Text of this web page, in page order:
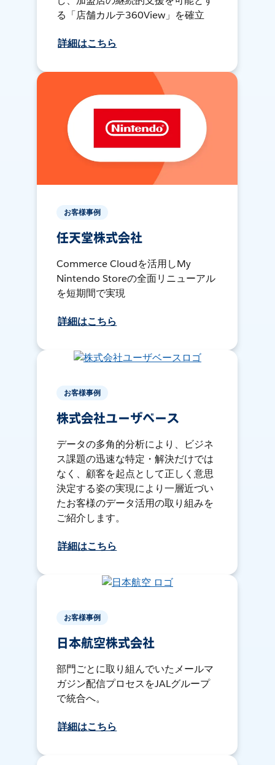
る「店舗カルテ360View」を確立
詳細はこちら
お客様事例
任天堂株式会社
Commerce Cloudを活用しMy
Nintendo Storeの全面リニューアル
を短期間で実現
詳細はこちら
お客様事例
株式会社ユーザベース
データの多角的分析により、ビジネ
ス課題の迅速な特定・解決だけでは
なく、顧客を起点として正しく意思
決定する姿の実現により一層近づい
たお客様のデータ活用の取り組みを
ご紹介します。
詳細はこちら
お客様事例
日本航空株式会社
部門ごとに取り組んでいたメールマ
ガジン配信プロセスをJALグループ
で統合へ。
詳細はこちら